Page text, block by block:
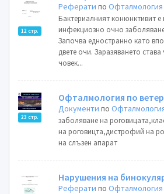
12 стр.
Реферати поОфталмология
Бактериалният конюнктивит е
инфекциозно очно
Започва едностранно като
двете очи. Заразяването
човек...
23 стр.
Офталмология по
Документи по
заболяване на
на роговицта,дистрофий на
на слъзен апарат
Нарушения на
Реферати поОфталмология